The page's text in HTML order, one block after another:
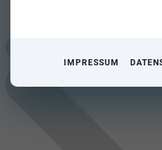
IMPRESSUM